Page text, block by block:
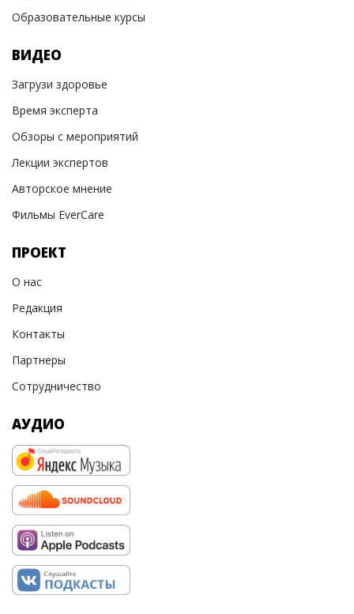
Образовательные курсы
ВИДЕО
Загрузи здоровье
Время эксперта
Обзоры с мероприятий
Лекции экспертов
Авторское мнение
Фильмы EverCare
ПРОЕКТ
О нас
Редакция
Контакты
Партнеры
Сотрудничество
АУДИО